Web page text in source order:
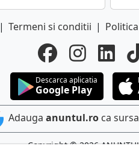
| Termeni si conditii |
Descarca aplicatia
Google Play
Adauga anuntul.ro ca
Copyright © 2026